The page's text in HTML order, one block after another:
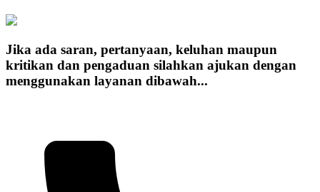
Jika ada saran, pertanyaan, keluhan maupun
kritikan dan pengaduan silahkan ajukan dengan
menggunakan layanan dibawah...